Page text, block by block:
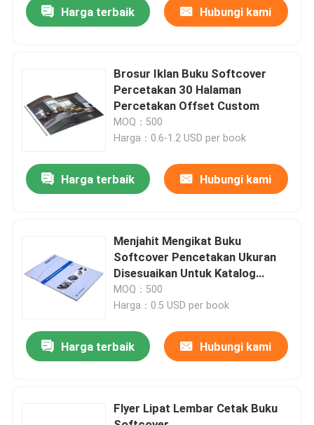
Rumah
Video
Wisata pabrik
Hubungi kami
Quote request suatu
Kotak Kemasan Vape
Harga terbaik Hubungi kami
Brosur Iklan Buku Softcover
Percetakan 30 Halaman
Percetakan Offset Custom
MOQ：500
Harga：0.6-1.2 USD per book
Harga terbaik Hubungi kami
Menjahit Mengikat Buku
Softcover Pencetakan Ukuran
Disesuaikan Untuk Katalog
Produk
MOQ：500
Harga：0.5 USD per book
Harga terbaik Hubungi kami
Flyer Lipat Lembar Cetak Buku